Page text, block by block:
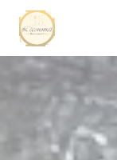
Personalizzazione